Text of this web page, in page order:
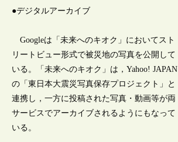
●デジタルアーカイブ
Googleは「未来へのキオク」においてスト
リートビュー形式で被災地の写真を公開して
いる。「未来へのキオク」は，Yahoo! JAPAN
の「東日本大震災写真保存プロジェクト」と
連携し，一方に投稿された写真・動画等が両
サービスでアーカイブされるようにもなって
いる。